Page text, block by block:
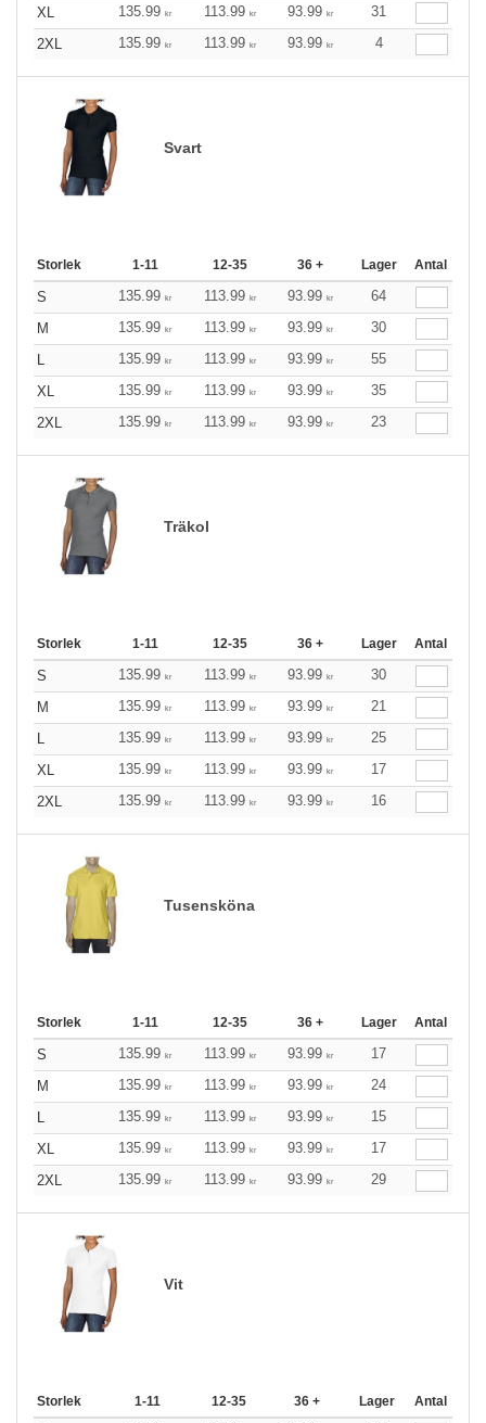
XL
135.99 kr 113.99 kr 93.99 kr
31
2XL
135.99 kr 113.99 kr 93.99 kr 4
Svart
Storlek 1-11 12-35 36 + Lager Antal
S 135.99 kr 113.99 kr 93.99 kr
64
M
135.99 kr 113.99 kr 93.99 kr
30
L
135.99 kr 113.99 kr 93.99 kr
55
XL
135.99 kr 113.99 kr 93.99 kr
35
2XL
135.99 kr 113.99 kr 93.99 kr 23
Träkol
Storlek 1-11 12-35 36 + Lager Antal
S 135.99 kr 113.99 kr 93.99 kr
30
M
135.99 kr 113.99 kr 93.99 kr
21
L
135.99 kr 113.99 kr 93.99 kr
25
XL
135.99 kr 113.99 kr 93.99 kr
17
2XL
135.99 kr 113.99 kr 93.99 kr 16
Tusensköna
Storlek 1-11 12-35 36 + Lager Antal
S 135.99 kr 113.99 kr 93.99 kr
17
M
135.99 kr 113.99 kr 93.99 kr
24
L
135.99 kr 113.99 kr 93.99 kr
15
XL
135.99 kr 113.99 kr 93.99 kr
17
2XL
135.99 kr 113.99 kr 93.99 kr 29
Vit
Storlek 1-11 12-35 36 + Lager Antal